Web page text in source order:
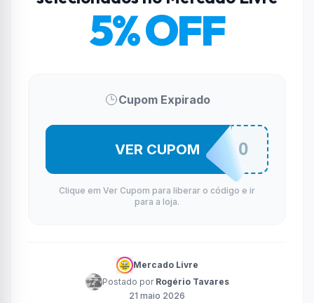
5% OFF
Cupom Expirado
CORREPRAPROMO
VER CUPOM
Clique em Ver Cupom para liberar o código e ir
para a loja.
Mercado Livre
Postado por Rogério Tavares
21 maio 2026